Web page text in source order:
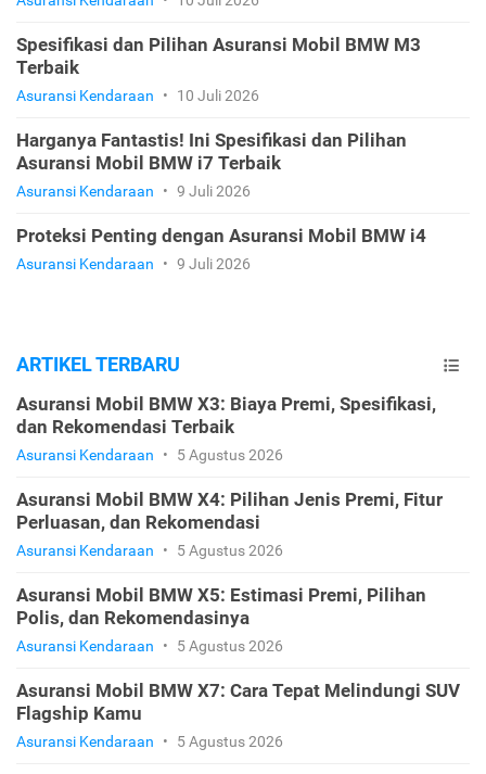
Spesifikasi dan Pilihan Asuransi Mobil BMW M3
Terbaik
Asuransi Kendaraan • 10 Juli 2026
Harganya Fantastis! Ini Spesifikasi dan Pilihan
Asuransi Mobil BMW i7 Terbaik
Asuransi Kendaraan • 9 Juli 2026
Proteksi Penting dengan Asuransi Mobil BMW i4
Asuransi Kendaraan • 9 Juli 2026
ARTIKEL TERBARU
Asuransi Mobil BMW X3: Biaya Premi, Spesifikasi,
dan Rekomendasi Terbaik
Asuransi Kendaraan • 5 Agustus 2026
Asuransi Mobil BMW X4: Pilihan Jenis Premi, Fitur
Perluasan, dan Rekomendasi
Asuransi Kendaraan • 5 Agustus 2026
Asuransi Mobil BMW X5: Estimasi Premi, Pilihan
Polis, dan Rekomendasinya
Asuransi Kendaraan • 5 Agustus 2026
Asuransi Mobil BMW X7: Cara Tepat Melindungi SUV
Flagship Kamu
Asuransi Kendaraan • 5 Agustus 2026